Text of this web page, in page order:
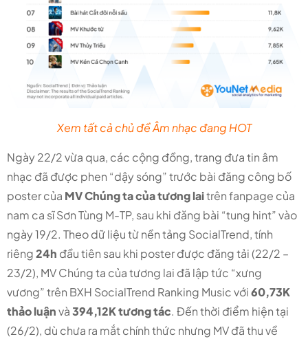
Xem tất cả chủ đề Âm nhạc đang HOT
Ngày 22/2 vừa qua, các cộng đồng, trang đưa tin âm
nhạc đã được phen “dậy sóng” trước bài đăng công bố
poster của MV Chúng ta của tương laitrên fanpage của
nam ca sĩ Sơn Tùng M-TP, sau khi đăng bài “tung hint” vào
ngày 19/2. Theo dữ liệu từ nền tảng SocialTrend, tính
riêng24h đầu tiên sau khi poster được đăng tải (22/2 –
23/2), MV Chúng ta của tương lai đã lập tức “xưng
vương” trên BXH SocialTrend Ranking Music với60,73K
thảo luậnvà394,12K tương tác. Đến thời điểm hiện tại
(26/2), dù chưa ra mắt chính thức nhưng MV đã thu về